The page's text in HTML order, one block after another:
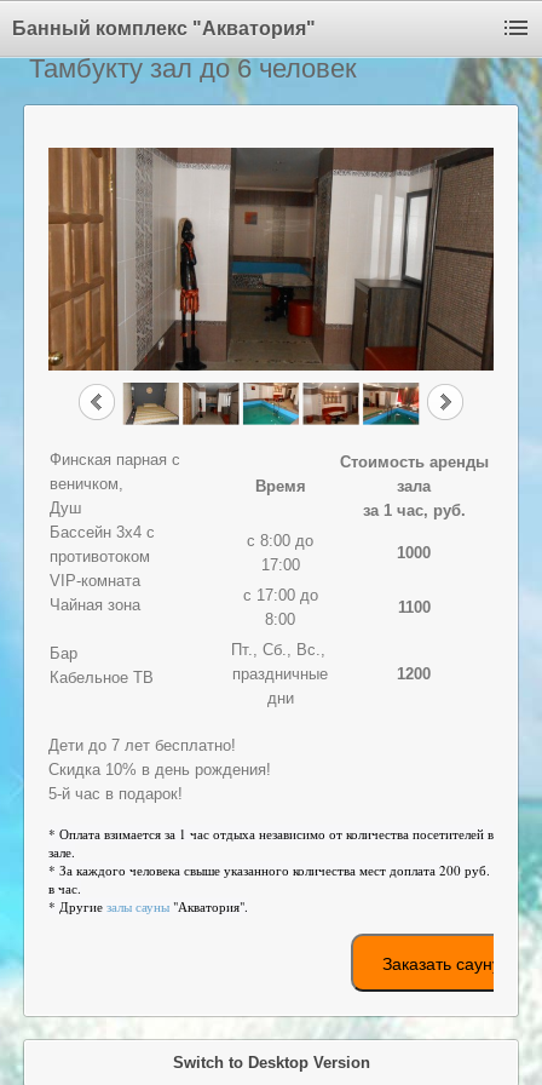
Банный комплекс "Акватория"
Тамбукту зал до 6 человек
Финская парная с
веничком,
Душ
Бассейн 3х4 с
противотоком
VIP-комната
Чайная зона
Бар
Кабельное ТВ
Время
Стоимость аренды
зала
за 1 час, руб.
с 8:00 до
17:00
1000
с 17:00 до
8:00
1100
Пт., Сб., Вс.,
праздничные
дни
1200
Дети до 7 лет бесплатно!
Скидка 10% в день рождения!
5-й час в подарок!
* Оплата взимается за 1 час отдыха независимо от количества посетителей в
зале.
* За каждого человека свыше указанного количества мест доплата 200 руб.
в час.
* Другие залы сауны "Акватория".
Заказать сауну
Switch to Desktop Version